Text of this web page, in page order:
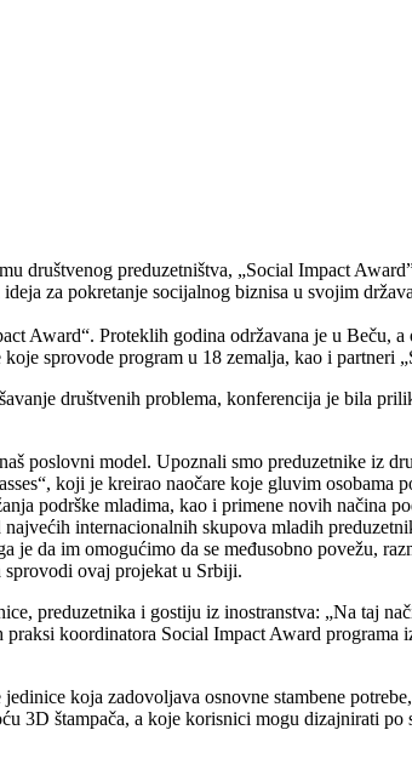
društvenog preduzetništva, „Social Impact
za pokretanje socijalnog biznisa u svojim
Award“. Proteklih godina održavana je u Beču,
sprovode program u 18 zemalja, kao i partneri
društvenih problema, konferencija je bila
poslovni model. Upoznali smo preduzetnike iz
koji je kreirao naočare koje gluvim osobama
podrške mladima, kao i primene novih načina
internacionalnih skupova mladih
da im omogućimo da se međusobno povežu,
sprovodi ovaj projekat u Srbiji.
preduzetnika i gostiju iz inostranstva: „Na taj
koordinatora Social Impact Award
koja zadovoljava osnovne stambene
3D štampača, a koje korisnici mogu dizajnirati